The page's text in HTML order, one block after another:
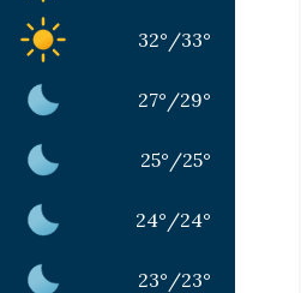
32° /33°
27° /29°
25° /25°
24° /24°
23° /23°